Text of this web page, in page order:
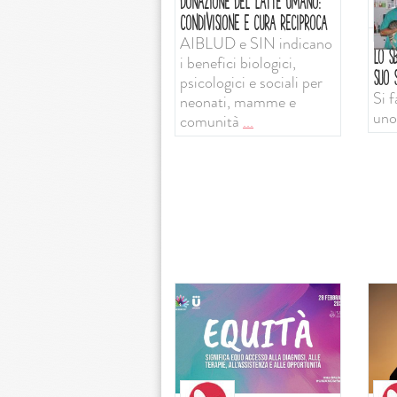
CONDIVISIONE E CURA RECIPROCA
AIBLUD e SIN indicano
i benefici biologici,
psicologici e sociali per
neonati, mamme e
comunità ...
LO
SUO
Si